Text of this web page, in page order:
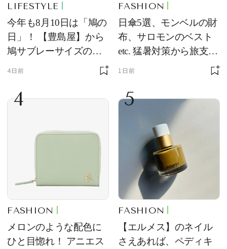
LIFESTYLE
今年も8月10日は「鳩の
日」！ 【豊島屋】から
鳩サブレーサイズのポ
ーチ「はとっこ」を限
4日前
FASHION
日傘5選、モンベルの財
布、サロモンのベスト
etc. 猛暑対策から旅支度
まで！ ｜今週の人気記
1日前
4
FASHION
メロンのような配色に
ひと目惚れ！ アニエス
5
FASHION
【エルメス】のネイル
さえあれば、ペディキ